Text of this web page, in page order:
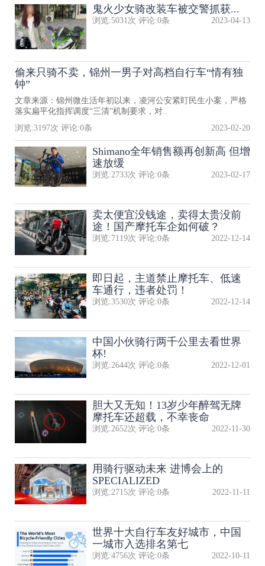
鬼火少女骑改装车被交警抓获...
浏览:5031 次 评论:0条 2023-04-13
偷来只骑不卖，锦州一男子对高档自行车“情有独
钟”
文章来源：锦州微生活年初以来，凌河公安紧盯民生小案，严格
落实扁平化指挥调度“三清”机制要求，对..
浏览:3197次 评论:0条 2023-02-20
Shimano全年销售额再创新高 但增
速放缓
浏览:2733次 评论:0条 2023-02-17
卖太便宜没钱途，卖得太贵没前
途！国产摩托车企如何破？
浏览:7119次 评论:0条 2022-12-14
即日起，主道禁止摩托车、低速
车通行，违者处罚！
浏览:3530次 评论:0条 2022-12-14
中国小伙骑行两千公里去看世界
杯!
浏览:2644次 评论:0条 2022-12-01
胆大又无知！13岁少年醉驾无牌
摩托车还超载，不幸丧命
浏览:2652次 评论:0条 2022-11-30
用骑行驱动未来 进博会上的
SPECIALIZED
浏览:2715次 评论:0条 2022-11-11
世界十大自行车友好城市，中国
一城市入选排名第七
浏览:4756次 评论:0条 2022-10-11